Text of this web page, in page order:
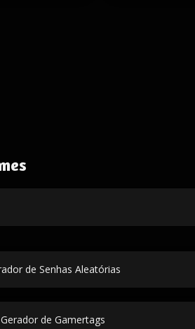
de Senhas Aleatórias
Gerador de Gamertags